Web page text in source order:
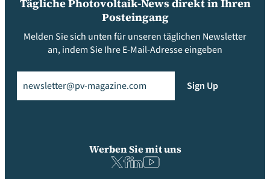
Tägliche Photovoltaik-News direkt in Ihren
Posteingang
Melden Sie sich unten für unseren täglichen Newsletter
an, indem Sie Ihre E-Mail-Adresse eingeben
Sign Up
Werben Sie mit uns